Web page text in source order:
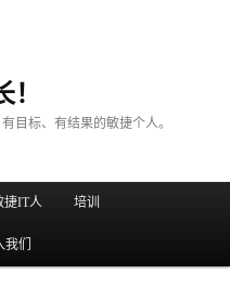
目标、有结果的敏捷个人。
捷IT人 培训
我们